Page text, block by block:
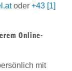
oder +43 [1]
Online-
mit